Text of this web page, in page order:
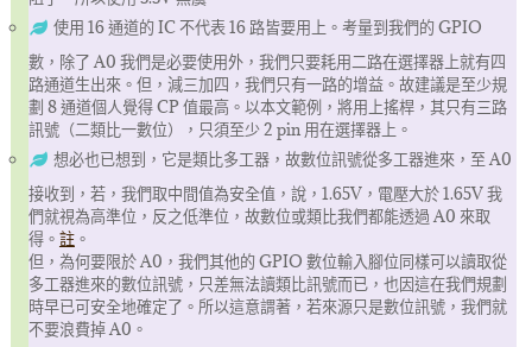
使用 16 通道的 IC 不代表 16 路皆要用上。考量到我們的 GPIO
數，除了 A0 我們是必要使用外，我們只要耗用二路在選擇器上就有四
路通道生出來。但，減三加四，我們只有一路的增益。故建議是至少規
劃 8 通道個人覺得 CP 值最高。以本文範例，將用上搖桿，其只有三路
訊號（二類比一數位），只須至少 2 pin 用在選擇器上。
想必也已想到，它是類比多工器，故數位訊號從多工器進來，至 A0
接收到，若，我們取中間值為安全值，說，1.65V，電壓大於 1.65V 我
們就視為高準位，反之低準位，故數位或類比我們都能透過 A0 來取
得。 註。
但，為何要限於 A0，我們其他的 GPIO 數位輸入腳位同樣可以讀取從
多工器進來的數位訊號，只差無法讀類比訊號而已，也因這在我們規劃
時早已可安全地確定了。所以這意謂著，若來源只是數位訊號，我們就
不要浪費掉 A0。